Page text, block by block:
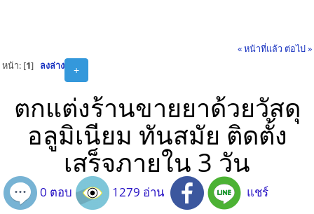
« หน้าที่แล้ว ต่อไป »
+
หน้า: [1] ลงล่าง
ตกแต่งร้านขายยาด้วยวัสดุ
อลูมิเนียม ทันสมัย ติดตั้ง
เสร็จภายใน 3 วัน
0 ตอบ 1279 อ่าน แชร์